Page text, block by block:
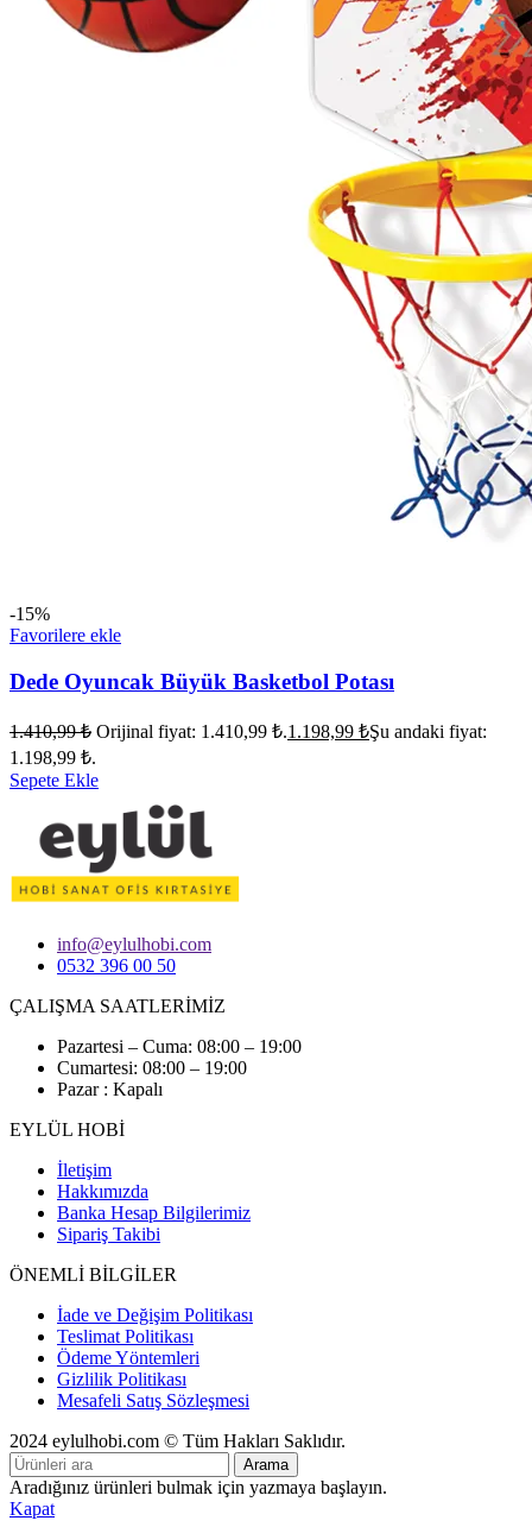
-15%
Favorilere ekle
Dede Oyuncak Büyük Basketbol Potası
1.410,99₺ Orijinal fiyat: 1.410,99 ₺.1.198,99 ₺Şu andaki fiyat:
1.198,99 ₺.
Sepete Ekle
info@eylulhobi.com
0532 396 00 50
ÇALIŞMA SAATLERİMİZ
Pazartesi – Cuma: 08:00 – 19:00
Cumartesi: 08:00 – 19:00
Pazar : Kapalı
EYLÜL HOBİ
İletişim
Hakkımızda
Banka Hesap Bilgilerimiz
Sipariş Takibi
ÖNEMLİ BİLGİLER
İade ve Değişim Politikası
Teslimat Politikası
Ödeme Yöntemleri
Gizlilik Politikası
Mesafeli Satış Sözleşmesi
2024 eylulhobi.com © Tüm Hakları Saklıdır.
Arama
Aradığınız ürünleri bulmak için yazmaya başlayın.
Kapat